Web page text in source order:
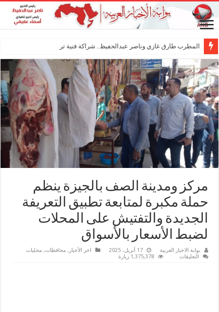
المطرب طارق غازي وناصر عبدالحفيظ.. شراكة فنية ترسم ملامح مستقبل الكليب
مركز ومدينة الصف بالجيزة ينظم
حملة مكبرة لمتابعة تطبيق التعريفة
الجديدة والتفتيش على المحلات
لضبط الأسعار بالأسواق
بوابة الاخبار العربية 17 أبريل، 2025 اخر الأخبار , محافظات, محليات
التعليقات
1,375,378 زيارة